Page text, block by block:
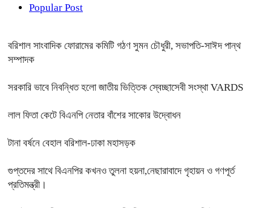
Popular Post
বরিশাল সাংবাদিক ফোরামের কমিটি গঠণ সুমন চৌধুরী, সভাপতি-সাঈদ পান্থ
সম্পাদক
সরকারি ভাবে নিবন্ধিত হলো জাতীয় ভিত্তিক স্বেচ্ছাসেবী সংস্থা VARDS
লাল ফিতা কেটে বিএনপি নেতার বাঁশের সাকোর উদ্বোধন
টানা বর্ষনে বেহাল বরিশাল-ঢাকা মহাসড়ক
গুপ্তদের সাথে বিএনপির কখনও তুলনা হয়না,নেছারাবাদে গৃহায়ন ও গণপূর্ত
প্রতিমন্ত্রী।